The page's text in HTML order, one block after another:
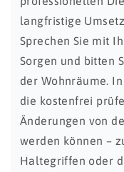
langfristige
Sprechen Sie mit
Sorgen und bitten
der Wohnräume. In
die kostenfrei
Änderungen von
werden können –
Haltegriffen oder